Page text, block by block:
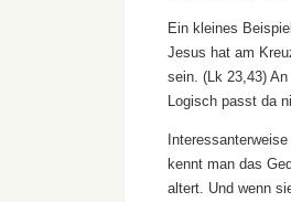
Ein kleines
Jesus hat am
sein. (Lk 23,43)
Logisch passt da
kennt man das
altert. Und wenn